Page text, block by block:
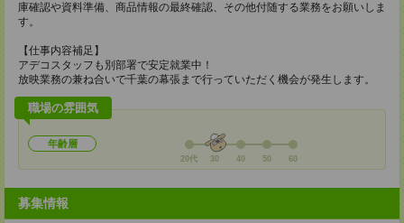
庫確認や資料準備、商品情報の最終確認、その他付随する業務をお願いしま
す。
【仕事内容補足】
アデコスタッフも別部署で安定就業中！
放映業務の兼ね合いで千葉の幕張まで行っていただく機会が発生します。
職場の雰囲気
年齢層
20代 30 40 50 60
募集情報